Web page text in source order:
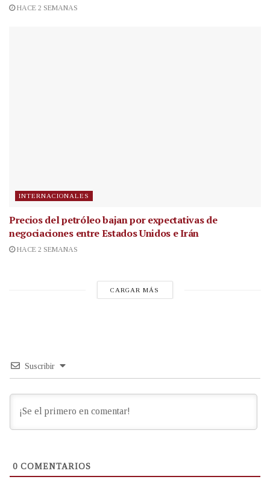
HACE 2 SEMANAS
INTERNACIONALES
Precios del petróleo bajan por expectativas de
negociaciones entre Estados Unidos e Irán
HACE 2 SEMANAS
CARGAR MÁS
Suscribir
0 COMENTARIOS